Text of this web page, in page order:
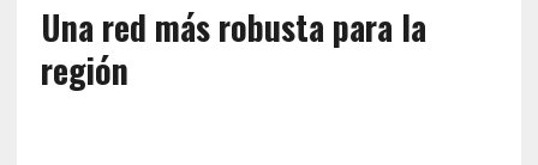
Una red más robusta para la
región